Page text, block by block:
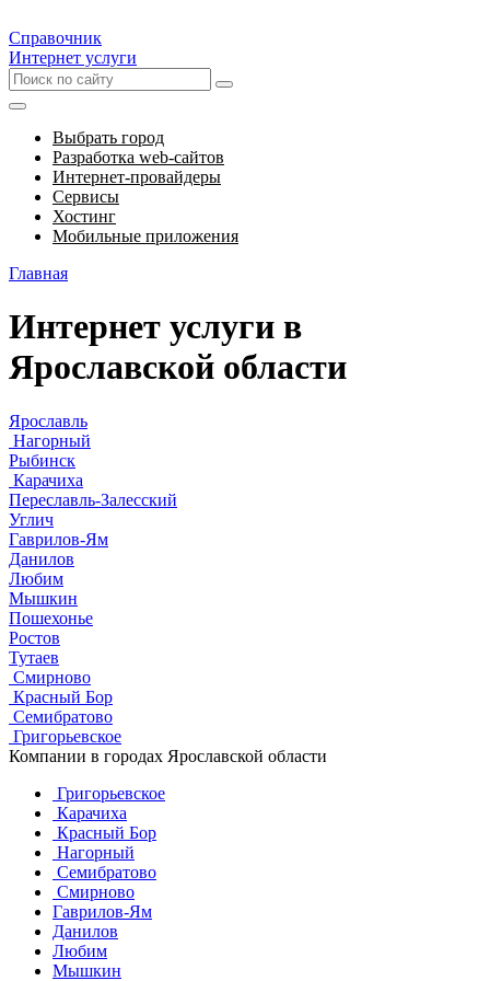
Справочник
Интернет услуги
Выбрать город
Разработка web-сайтов
Интернет-провайдеры
Сервисы
Хостинг
Мобильные приложения
Главная
Интернет услуги в
Ярославской области
Ярославль
Нагорный
Рыбинск
Карачиха
Переславль-Залесский
Углич
Гаврилов-Ям
Данилов
Любим
Мышкин
Пошехонье
Ростов
Тутаев
Смирново
Красный Бор
Семибратово
Григорьевское
Компании в городах Ярославской области
Григорьевское
Карачиха
Красный Бор
Нагорный
Семибратово
Смирново
Гаврилов-Ям
Данилов
Любим
Мышкин